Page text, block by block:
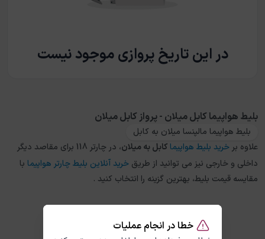
خطا در انجام عملیات
در این تاریخ پروازی موجود نیست
بلیط هواپیما کابل میلان - پرواز کابل میلان
بلیط هواپیما مالپنسا میلان به کابل
علاوه بر خرید بلیط هواپیما کابلبهمیلان
، در چارتر 118 برای مقاصد دیگر
داخلی و خارجی نیز می توانید از طریق خرید آنلاین بلیط چارتر هواپیما با
مقایسه قیمت بلیط، بهترین گزینه را انتخاب کنید .